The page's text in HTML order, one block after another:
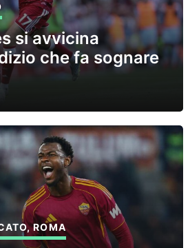
si avvicina
che fa sognare
,ROMA